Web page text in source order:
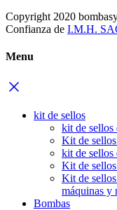
Copyright 2020
Confianza de I.M.H.
Menu
kit de sellos
kit de sellos
Kit de
kit de
Kit de
Kit de
máquinas y
Bombas